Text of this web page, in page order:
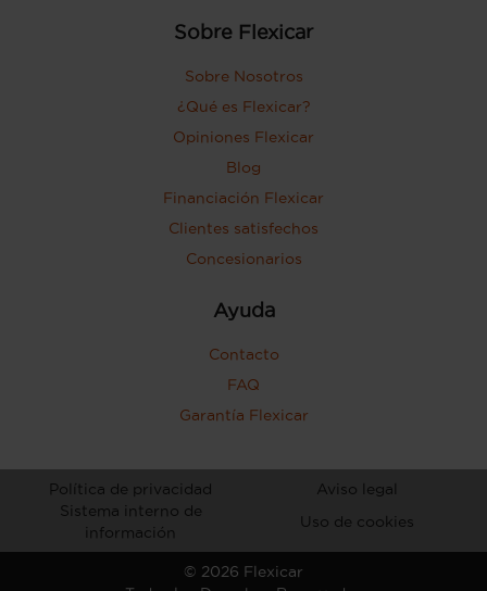
Sobre Flexicar
Sobre Nosotros
¿Qué es Flexicar?
Opiniones Flexicar
Blog
Financiación Flexicar
Clientes satisfechos
Concesionarios
Ayuda
Contacto
FAQ
Garantía Flexicar
Política de privacidad
Aviso legal
Sistema interno de
información
Uso de cookies
© 2026 Flexicar